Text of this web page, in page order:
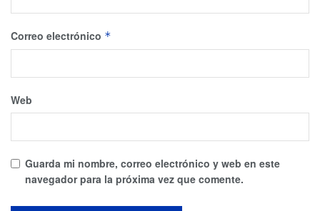
Correo electrónico *
Web
Guarda mi nombre, correo electrónico y web en este
navegador para la próxima vez que comente.